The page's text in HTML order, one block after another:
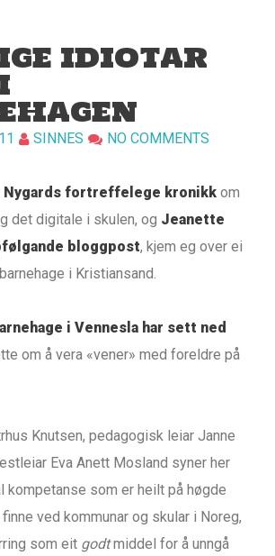
IDIOTAR
SINNES NO COMMENTS
Nygards fortreffelege kronikk om
det digitale i skulen, og Jeanette
bloggpost, kjem eg over ei
i Kristiansand.
i Vennesla har sett ned
om å vera «vener» med foreldre på
Knutsen, pedagogisk leiar Janne
Eva Anett Mosland syner her
kompetanse som er heilt på høgde
ved kommunar og skular i Noreg,
som eit godtmiddel for å unngå